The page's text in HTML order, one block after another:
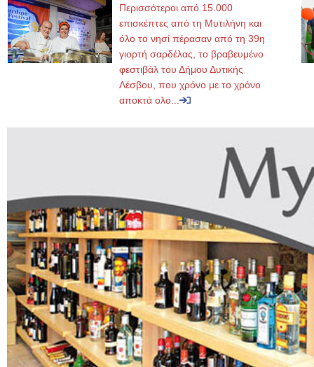
Περισσότεροι από 15.000
επισκέπτες από τη Μυτιλήνη και
όλο το νησί πέρασαν από τη 39η
γιορτή σαρδέλας, το βραβευμένο
φεστιβάλ του Δήμου Δυτικής
Λέσβου, που χρόνο με το χρόνο
αποκτά ολο...